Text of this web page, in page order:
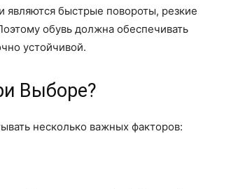
быстрые повороты, резкие
обувь должна обеспечивать
устойчивой.
Выборе?
несколько важных факторов: